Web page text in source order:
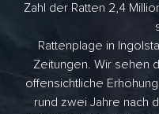
Zahl der Ratten 2,4
Rattenplage in
Zeitungen. Wir sehen
offensichtliche
rund zwei Jahre nach